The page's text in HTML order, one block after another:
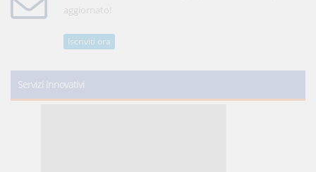
aggiornato!
Iscriviti ora
Servizi innovativi